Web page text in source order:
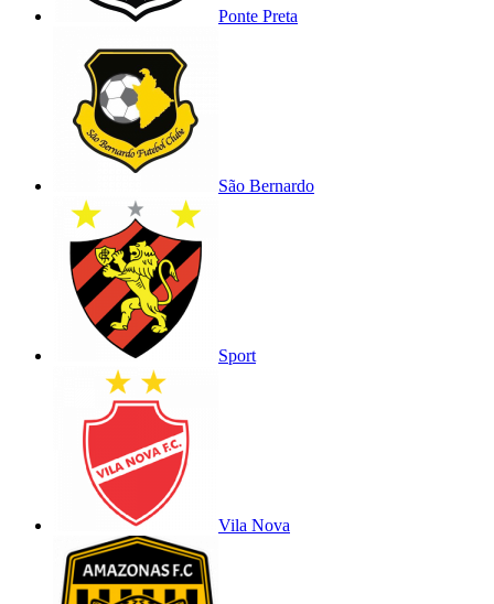
Ponte Preta
São Bernardo
Sport
Vila Nova